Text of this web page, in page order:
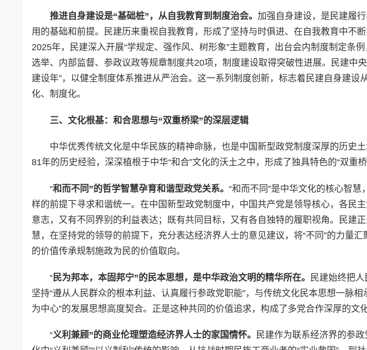
推进自身建设是“基础桩” ， 从自我教育到制度治会。 加强自身建设，是民建履
用的基础和前提。民建历来重视自我教育，形成了坚持与时俱进、在自我教育中不断
2025年，民建深入开展“学规定、强作风、树形象”主题教育，出台会内制度制定条
选举、内部监督、参政议政等规章制度共20项，制度建设取得突破性进展。民建中
建设年”，以健全制度体系推进从严治会。这一系列制度创新，标志着民建自身建设
化、制度化。
三、 文化根基：和合思想与“双重桥梁”的深层逻辑
中华优秀传统文化是中华民族的精神命脉，也是中国新型政党制度深厚的历史
81年的历史经验，深深植根于中华“和合”文化的沃土之中，形成了独具特色的“双重桥
“和而不同”的哲学智慧孕育和谐型政党关系。 “和而不同”是中华文化的核心智
样的前提下寻求和谐统一。在中国新型政党制度中，中国共产党是领导核心，各民
意志，又有不同界别的利益表达；既有共同目标，又有各自独特的履职视角。民建正
慧，在坚持党的领导的前提下，充分表达经济界人士的意见建议，将“不同”的力量汇
的价值传承规制施政为民的价值取向。
“ 民为邦本，本固邦宁”的民本思想，是中华政治文明的精华所在。
民建始终把人
坚持“遵从人民群众的根本利益、认真履行参政党职能”，与传统文化民本思想一脉相
为中心”的发展思想高度契合。正是这种共同的价值追求，构成了多党合作深厚的文
“义利兼顾”的商业伦理塑造经济界人士的家国情怀。
民建作为联系经济界的参